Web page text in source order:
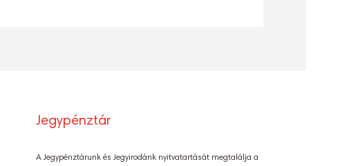
Jegypénztár
A Jegypénztárunk és Jegyirodánk nyitvatartását megtalálja a